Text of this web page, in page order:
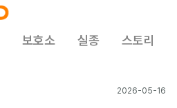
보호소 실종 스토리
2026-05-16